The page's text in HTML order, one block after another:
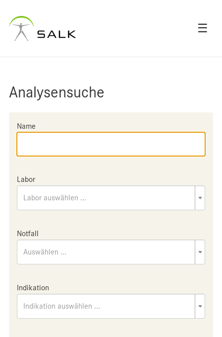
☰
Analysensuche
Name
Labor
Labor auswählen ...
Notfall
Auswählen ...
Indikation
Indikation auswählen ...